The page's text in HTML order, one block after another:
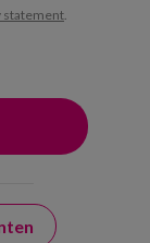
statement.